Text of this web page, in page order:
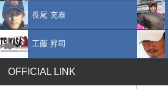
長尾 充泰
工藤 昇司
OFFICIAL LINK